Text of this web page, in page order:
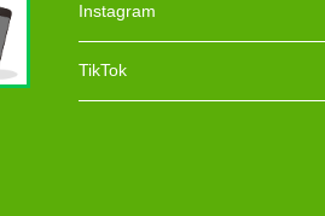
Instagram
TikTok